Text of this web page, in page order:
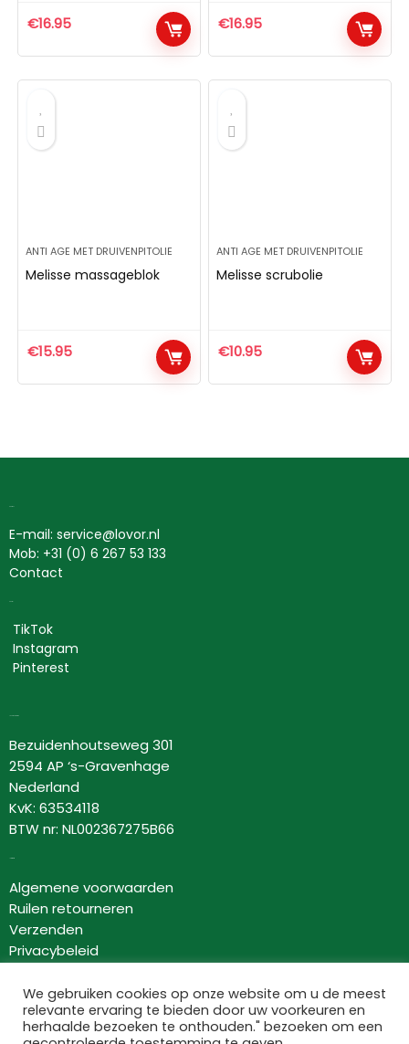
€16.95 €16.95
ANTI AGE MET DRUIVENPITOLIE
Melisse massageblok
€15.95
ANTI AGE MET DRUIVENPITOLIE
Melisse scrubolie
€10.95
E-mail: service@lovor.nl
Mob: +31 (0) 6 267 53 133
Contact
TikTok
Instagram
Pinterest
Bezuidenhoutseweg 301
2594 AP ‘s-Gravenhage
Nederland
KvK: 63534118
BTW nr: NL002367275B66
Algemene voorwaarden
Ruilen retourneren
Verzenden
Privacybeleid
Samenwerking bloggers
We gebruiken cookies op onze website om u de meest
relevante ervaring te bieden door uw voorkeuren en
herhaalde bezoeken te onthouden." bezoeken om een